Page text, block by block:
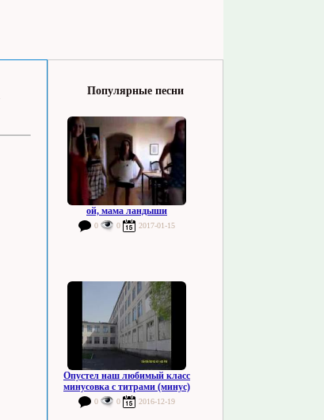
Популярные песни
ой, мама ландыши
0 0 2017-01-15
Опустел наш любимый класс
минусовка с титрами (минус)
0 0 2016-12-19